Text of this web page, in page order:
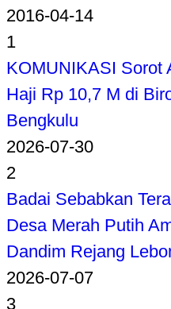
2016-04-14
1
KOMUNIKASI Sorot
Haji Rp 10,7 M di
Bengkulu
2026-07-30
2
Badai Sebabkan
Desa Merah Putih
Dandim Rejang
2026-07-07
3